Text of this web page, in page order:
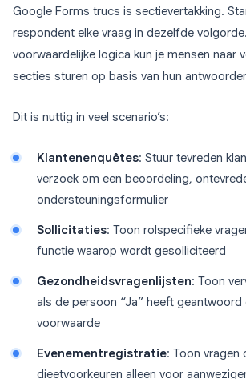
Google Forms trucs is sectievertakking.
respondent elke vraag in dezelfde
voorwaardelijke logica kun je mensen naar
secties sturen op basis van hun
Dit is nuttig in veel scenario’s:
Klantenenquêtes: Stuur tevreden
verzoek om een beoordeling,
ondersteuningsformulier
Sollicitaties: Toon rolspecifieke
functie waarop wordt gesolliciteerd
Gezondheidsvragenlijsten: Toon
als de persoon “Ja” heeft geantwoord
voorwaarde
Evenementregistratie: Toon vragen
dieetvoorkeuren alleen voor